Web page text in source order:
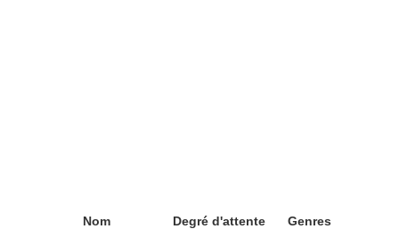
Nom Degré d'attente Genres